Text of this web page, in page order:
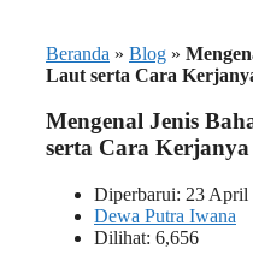
Beranda » Blog »
Laut serta Cara
Mengenal Jenis
serta Cara Kerjanya
Diperbarui: 23 April
Dewa Putra Iwana
Dilihat: 6,656